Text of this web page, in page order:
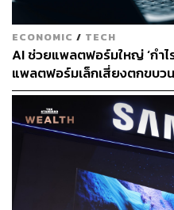
THE
สำนักข่
ทีมข่าว
ECONOMIC / TECH
AI ช่วยแพลตฟอร์มใหญ่ ‘กำไ
แพลตฟอร์มเล็กเสี่ยงตกขบวน